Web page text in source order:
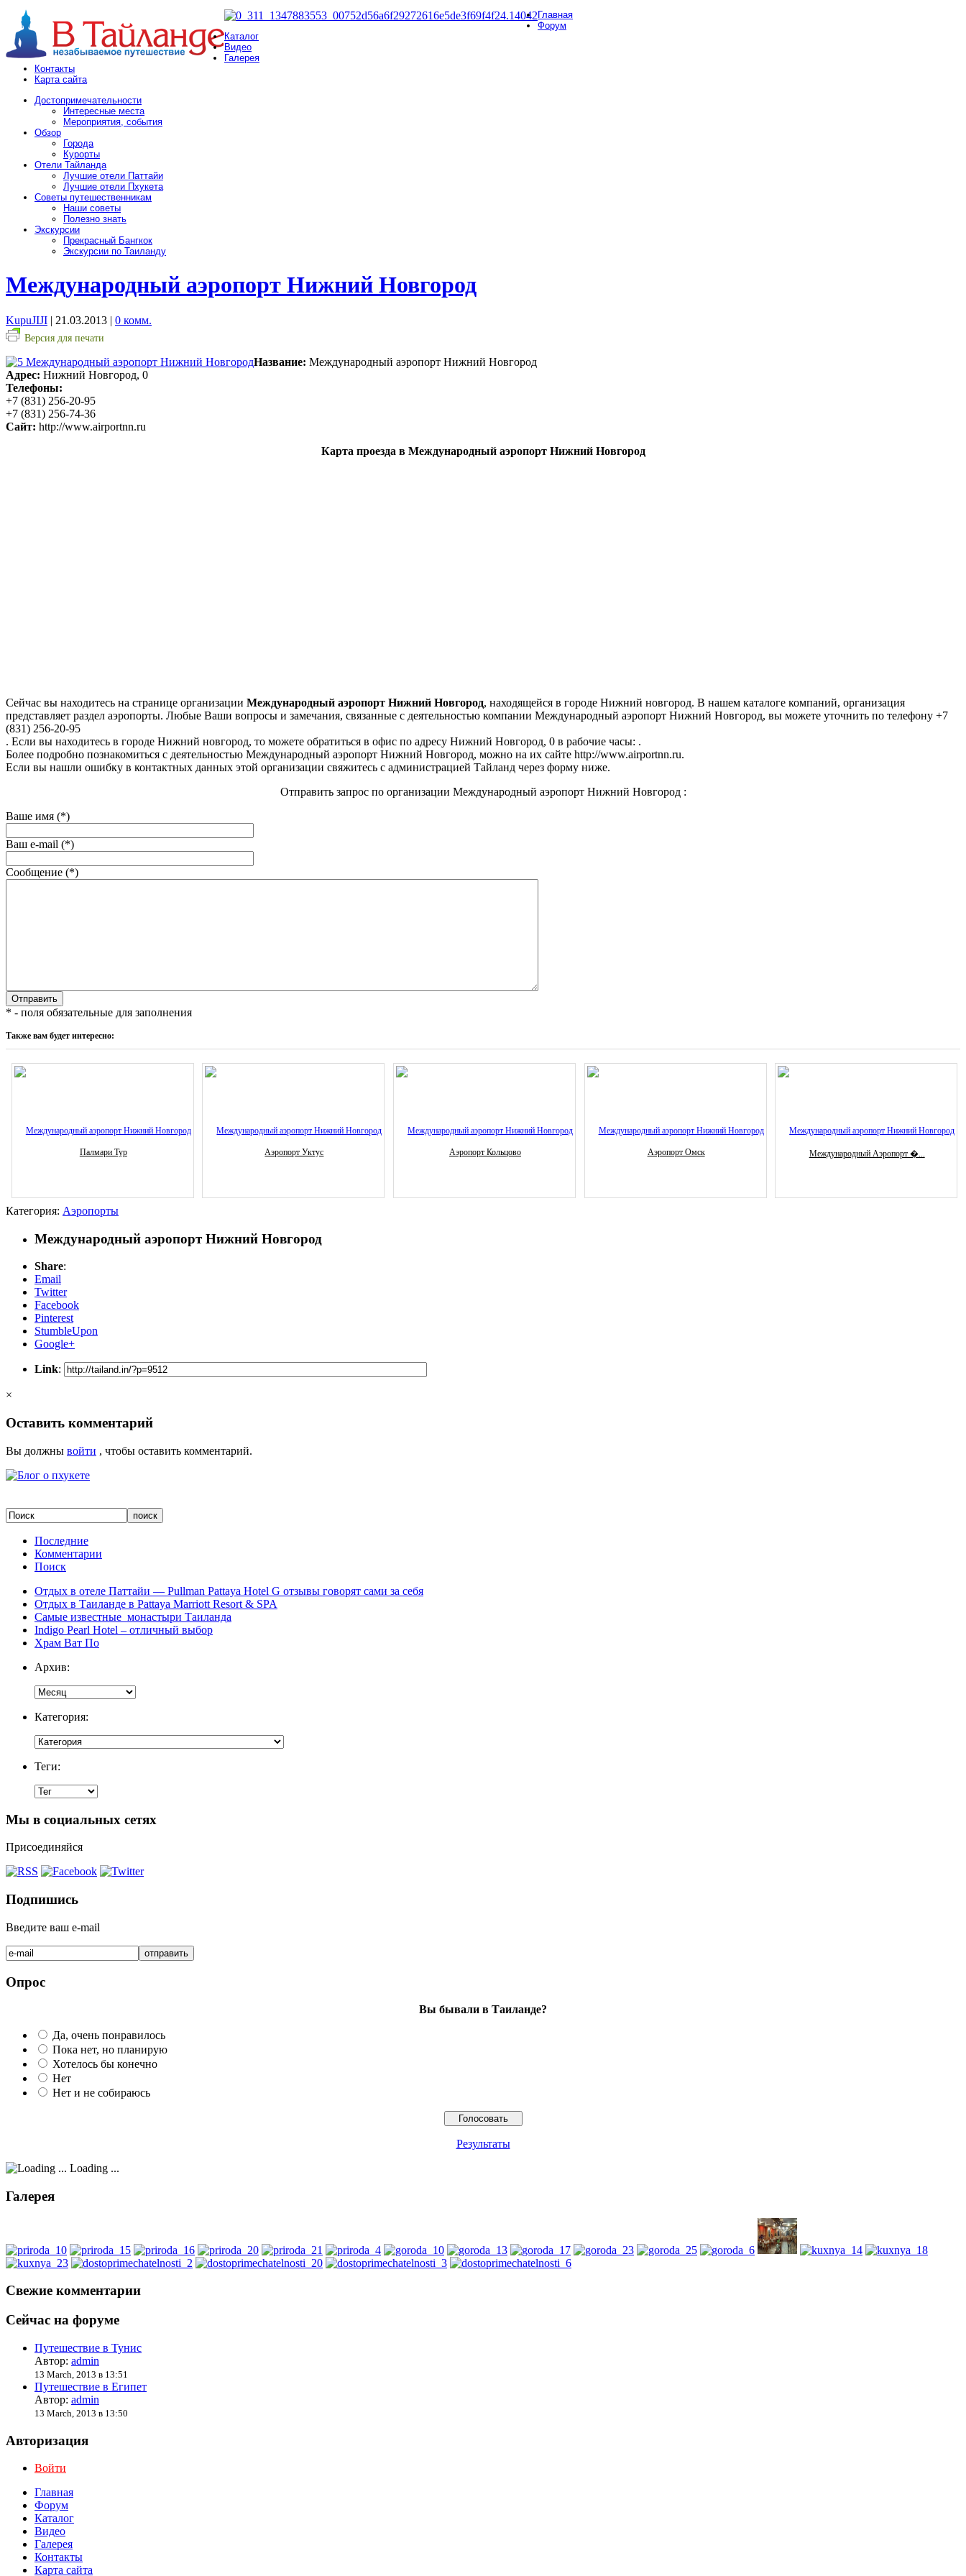
Главная
Форум
Каталог
Видео
Галерея
Контакты
Карта сайта
Достопримечательности
Интересные места
Мероприятия, события
Обзор
Города
Курорты
Отели Тайланда
Лучшие отели Паттайи
Лучшие отели Пхукета
Советы путешественникам
Наши советы
Полезно знать
Экскурсии
Прекрасный Бангкок
Экскурсии по Таиланду
Международный аэропорт Нижний Новгород
KupuJIJI | 21.03.2013 | 0 комм.
Версия для печати
Название: Международный аэропорт Нижний Новгород
Адрес: Нижний Новгород, 0
Телефоны:
+7 (831) 256-20-95
+7 (831) 256-74-36
Сайт: http://www.airportnn.ru
Карта проезда в Международный аэропорт Нижний Новгород
Сейчас вы находитесь на странице организации Международный аэропорт Нижний Новгород, находящейся в городе Нижний новгород. В нашем каталоге компаний, организация
представляет раздел аэропорты. Любые Ваши вопросы и замечания, связанные с деятельностью компании Международный аэропорт Нижний Новгород, вы можете уточнить по телефону +7
(831) 256-20-95
. Если вы находитесь в городе Нижний новгород, то можете обратиться в офис по адресу Нижний Новгород, 0 в рабочие часы: .
Более подробно познакомиться с деятельностью Международный аэропорт Нижний Новгород, можно на их сайте http://www.airportnn.ru.
Если вы нашли ошибку в контактных данных этой организации свяжитесь с администрацией Тайланд через форму ниже.
Отправить запрос по организации Международный аэропорт Нижний Новгород :
Ваше имя (*)
Ваш e-mail (*)
Сообщение (*)
* - поля обязательные для заполнения
Также вам будет интересно:
Палмари Тур Аэропорт Уктус Аэропорт Кольцово Аэропорт Омск Международный Аэропорт �...
Категория: Аэропорты
Международный аэропорт Нижний Новгород
Share:
Email
Twitter
Facebook
Pinterest
StumbleUpon
Google+
Link:
×
Оставить комментарий
Вы должны войти , чтобы оставить комментарий.
Последние
Комментарии
Поиск
Отдых в отеле Паттайи — Pullman Pattaya Hotel G отзывы говорят сами за себя
Отдых в Таиланде в Pattaya Marriott Resort & SPA
Самые известные монастыри Таиланда
Indigo Pearl Hotel – отличный выбор
Храм Ват По
Архив:
Категория:
Теги:
Мы в социальных сетях
Присоединяйся
Подпишись
Введите ваш e-mail
Опрос
Вы бывали в Таиланде?
Да, очень понравилось
Пока нет, но планирую
Хотелось бы конечно
Нет
Нет и не собираюсь
Результаты
Loading ...
Галерея
Свежие комментарии
Сейчас на форуме
Путешествие в Тунис
Автор: admin
13 March, 2013 в 13:51
Путешествие в Египет
Автор: admin
13 March, 2013 в 13:50
Авторизация
Войти
Главная
Форум
Каталог
Видео
Галерея
Контакты
Карта сайта